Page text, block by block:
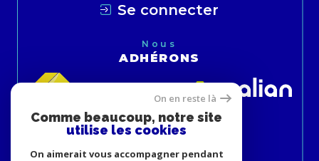
Se connecter
Nous
ADHÉRONS
On en reste là
Comme beaucoup, notre site
utilise les cookies
On aimerait vous accompagner pendant